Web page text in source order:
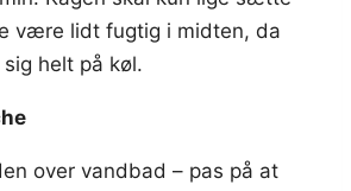
være lidt fugtig i midten, da
helt på køl.
over vandbad – pas på at